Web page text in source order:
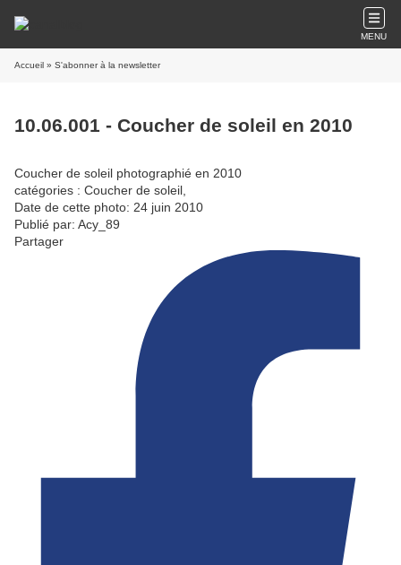
MENU
Accueil » S'abonner à la newsletter
10.06.001 - Coucher de soleil en 2010
Coucher de soleil photographié en 2010
catégories : Coucher de soleil,
Date de cette photo: 24 juin 2010
Publié par: Acy_89
Partager